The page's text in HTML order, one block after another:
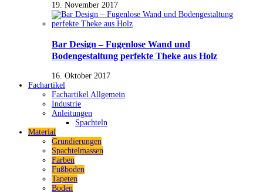
19. November 2017
Bar Design – Fugenlose Wand und
Bodengestaltung perfekte Theke aus Holz
16. Oktober 2017
Fachartikel
Fachartikel Allgemein
Industrie
Anleitungen
Spachteln
Material
Grundierungen
Spachtelmassen
Farben
Fußboden
Tapeten
Boden